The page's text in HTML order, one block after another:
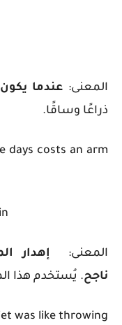
المعنى: عندما
ذراعًا وساقًا.
days costs an arm
المعنى:
إهدار
ناجح. يُستخدم هذا
was like throwing